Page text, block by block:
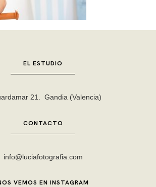
EL ESTUDIO
21. Gandia (Valencia)
CONTACTO
info@luciafotografia.com
VEMOS EN INSTAGRAM